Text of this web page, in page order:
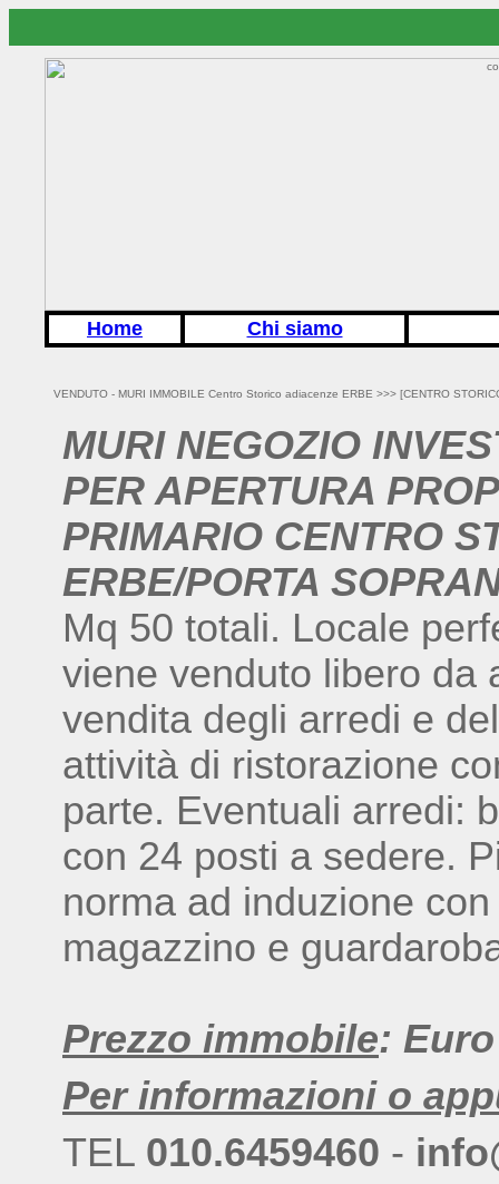
Home Chi siamo
VENDUTO - MURI IMMOBILE Centro Storico adiacenze ERBE >>> [CENTRO
MURI NEGOZIO
PER APERTURA
PRIMARIO CENTRO
ERBE/PORTA
Mq 50 totali. Locale
viene venduto libero da
vendita degli arredi e
attività di ristorazione
parte. Eventuali arredi:
con 24 posti a sedere.
norma ad induzione
magazzino e
Prezzo immobile:
Per informazioni o
TEL 010.6459460 -